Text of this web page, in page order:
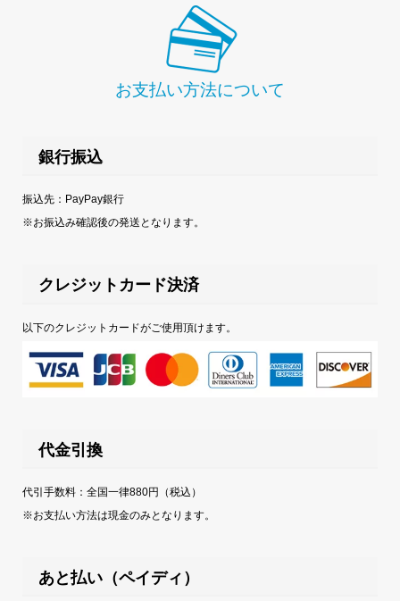
お支払い方法について
銀行振込
振込先：PayPay銀行
※お振込み確認後の発送となります。
クレジットカード決済
以下のクレジットカードがご使用頂けます。
代金引換
代引手数料：全国一律880円（税込）
※お支払い方法は現金のみとなります。
あと払い（ペイディ）